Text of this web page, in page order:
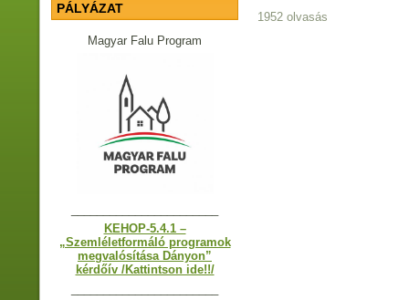
PÁLYÁZAT
Magyar Falu Program
KEHOP-5.4.1 –
„Szemléletformáló programok
megvalósítása Dányon”
kérdőív /Kattintson ide!!/
1952 olvasás